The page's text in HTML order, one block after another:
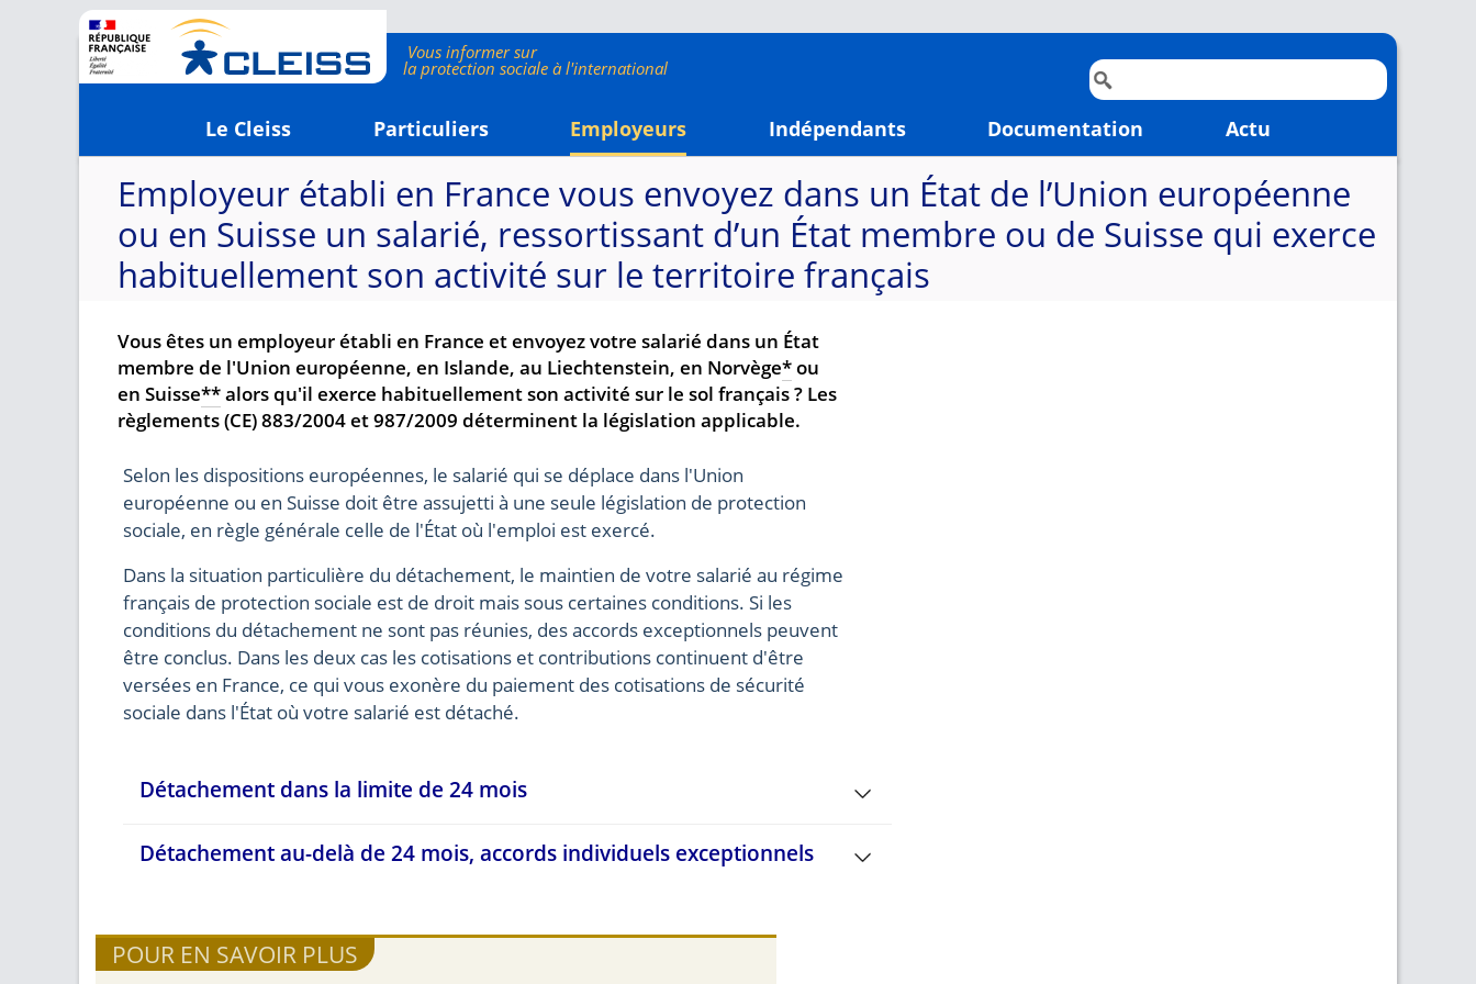
Le Cleiss Particuliers Employeurs Indépendants Documentation Actu
Employeur établi en France vous envoyez dans un État de l’Union européenne
ou en Suisse un salarié, ressortissant d’un État membre ou de Suisse qui exerce
habituellement son activité sur le territoire français
Vous êtes un employeur établi en France et envoyez votre salarié dans un État
membre de l'Union européenne, en Islande, au Liechtenstein, en Norvège*ou
en Suisse**alors qu'il exerce habituellement son activité sur le sol français ? Les
règlements (CE) 883/2004 et 987/2009 déterminent la législation applicable.
Selon les dispositions européennes, le salarié qui se déplace dans l'Union
européenne ou en Suisse doit être assujetti à une seule législation de protection
sociale, en règle générale celle de l'État où l'emploi est exercé.
Dans la situation particulière du détachement, le maintien de votre salarié au régime
français de protection sociale est de droit mais sous certaines conditions. Si les
conditions du détachement ne sont pas réunies, des accords exceptionnels peuvent
être conclus. Dans les deux cas les cotisations et contributions continuent d'être
versées en France, ce qui vous exonère du paiement des cotisations de sécurité
sociale dans l'État où votre salarié est détaché.
Détachement dans la limite de 24 mois
Détachement au-delà de 24 mois, accords individuels exceptionnels
POUR EN SAVOIR PLUS